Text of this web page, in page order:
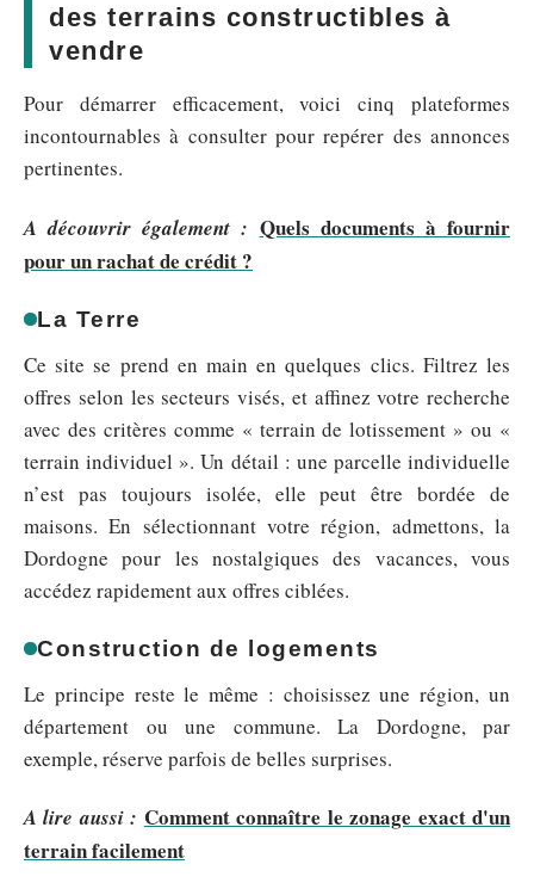
des terrains constructibles à
vendre
Pour démarrer efficacement, voici cinq plateformes
incontournables à consulter pour repérer des annonces
pertinentes.
A découvrir également : Quels documents à fournir
pour un rachat de crédit ?
La Terre
Ce site se prend en main en quelques clics. Filtrez les
offres selon les secteurs visés, et affinez votre recherche
avec des critères comme « terrain de lotissement » ou «
terrain individuel ». Un détail : une parcelle individuelle
n’est pas toujours isolée, elle peut être bordée de
maisons. En sélectionnant votre région, admettons, la
Dordogne pour les nostalgiques des vacances, vous
accédez rapidement aux offres ciblées.
Construction de logements
Le principe reste le même : choisissez une région, un
département ou une commune. La Dordogne, par
exemple, réserve parfois de belles surprises.
A lire aussi : Comment connaître le zonage exact d'un
terrain facilement